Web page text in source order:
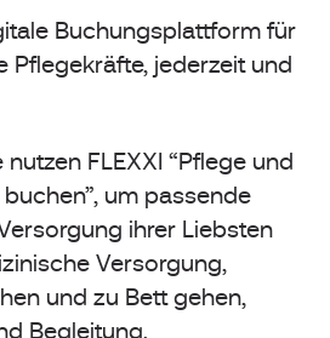
Buchungsplattform für
Pflegekräfte, jederzeit und
FLEXXI “Pflege und
um passende
ihrer Liebsten
Versorgung,
und zu Bett gehen,
Begleitung,